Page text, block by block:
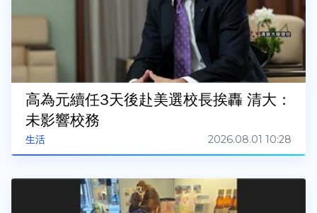
生活
高為元續任3天後赴美選校長挨轟 清大：
未影響校務
2026.08.01 10:28